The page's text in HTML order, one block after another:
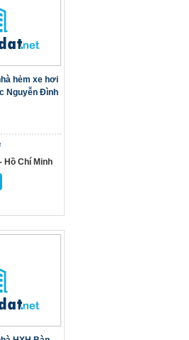
hẻm xe hơi
Nguyễn Đình
Hồ Chí Minh